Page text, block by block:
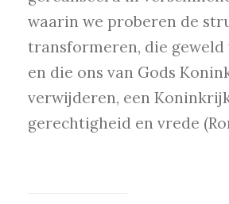
waarin we proberen de
transformeren, die geweld
en die ons van Gods
verwijderen, een
gerechtigheid en vrede